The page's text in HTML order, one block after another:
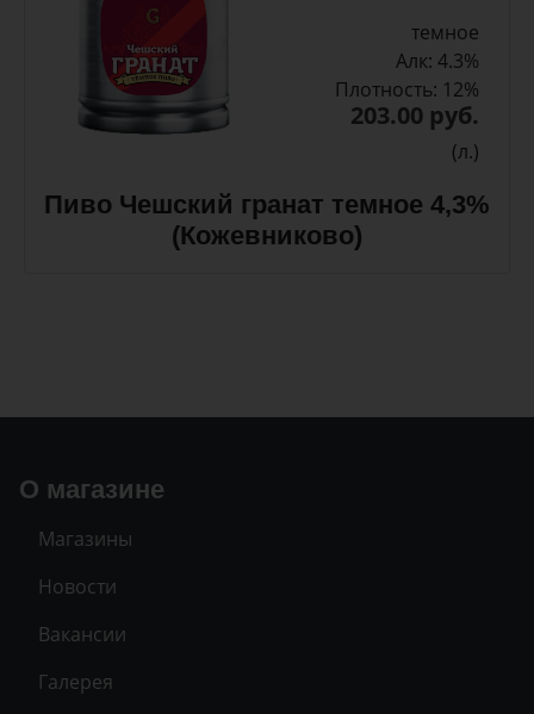
темное
Алк: 4.3%
Плотность: 12%
203.00 руб.
(л.)
Пиво Чешский гранат темное 4,3%
(Кожевниково)
О магазине
Магазины
Новости
Вакансии
Галерея